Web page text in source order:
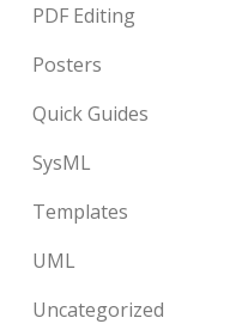
PDF Editing
Posters
Quick Guides
SysML
Templates
UML
Uncategorized